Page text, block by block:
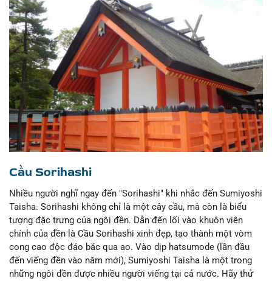
Cầu Sorihashi
Nhiều người nghĩ ngay đến "Sorihashi" khi nhắc đến Sumiyoshi
Taisha. Sorihashi không chỉ là một cây cầu, mà còn là biểu
tượng đặc trưng của ngôi đền. Dẫn đến lối vào khuôn viên
chính của đền là Cầu Sorihashi xinh đẹp, tạo thành một vòm
cong cao độc đáo bắc qua ao. Vào dịp hatsumode (lần đầu
đến viếng đền vào năm mới), Sumiyoshi Taisha là một trong
những ngôi đền được nhiều người viếng tại cả nước. Hãy thử